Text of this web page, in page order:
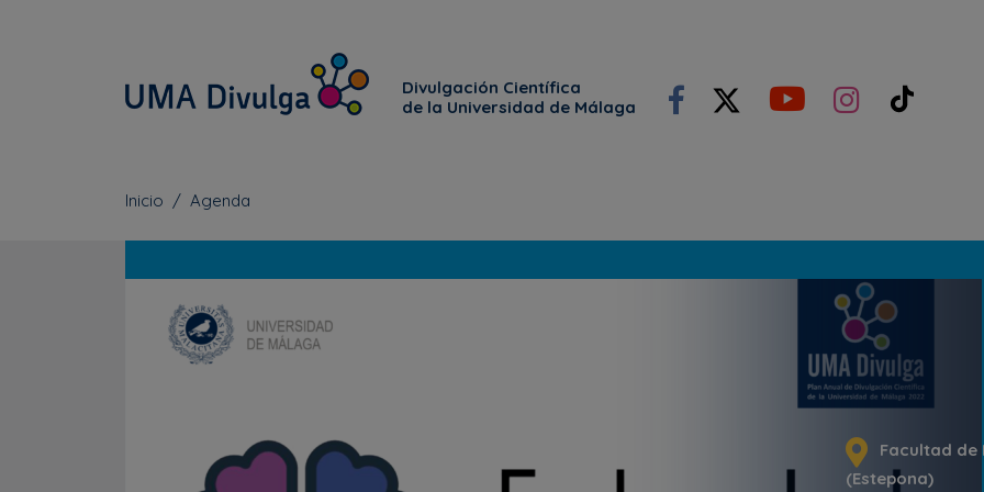
Divulgación Científica
de la Universidad de Málaga
Inicio Agenda
Facultad de
(Estepona)